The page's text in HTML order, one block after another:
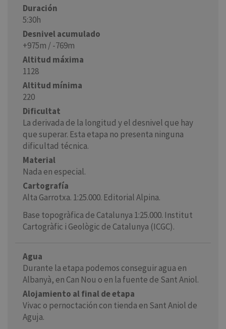
Duración
5:30h
Desnivel acumulado
+975m / -769m
Altitud máxima
1128
Altitud mínima
220
Dificultat
La derivada de la longitud y el desnivel que hay
que superar. Esta etapa no presenta ninguna
dificultad técnica.
Material
Nada en especial.
Cartografía
Alta Garrotxa. 1:25.000. Editorial Alpina.
Base topogràfica de Catalunya 1:25.000. Institut
Cartogràfic i Geològic de Catalunya (ICGC).
Agua
Durante la etapa podemos conseguir agua en
Albanyà, en Can Nou o en la fuente de Sant Aniol.
Alojamiento al final de etapa
Vivac o pernoctación con tienda en Sant Aniol de
Aguja.